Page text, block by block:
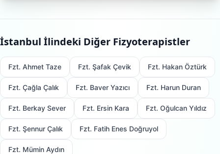
İstanbul İlindeki Diğer Fizyoterapistler
Fzt. Ahmet Taze Fzt. Şafak Çevik Fzt. Hakan Öztürk
Fzt. Çağla Çalık Fzt. Baver Yazıcı Fzt. Harun Duran
Fzt. Berkay Sever Fzt. Ersin Kara Fzt. Oğulcan Yıldız
Fzt. Şennur Çalık Fzt. Fatih Enes Doğruyol
Fzt. Mümin Aydın